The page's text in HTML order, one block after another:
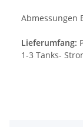
Abmessungen
Lieferumfang:
1-3 Tanks-